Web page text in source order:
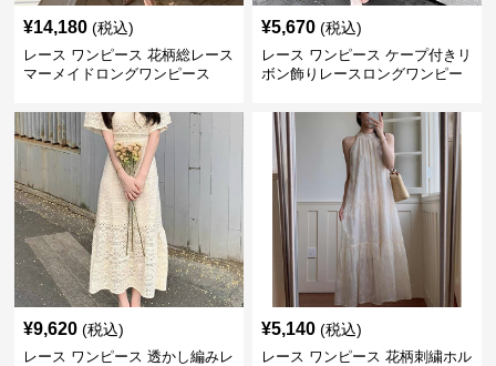
¥14,180 (税込)
レース ワンピース 花柄総レース
マーメイドロングワンピース
¥5,670 (税込)
レース ワンピース ケープ付きリ
ボン飾りレースロングワンピー
¥9,620 (税込)
レース ワンピース 透かし編みレ
¥5,140 (税込)
レース ワンピース 花柄刺繍ホル